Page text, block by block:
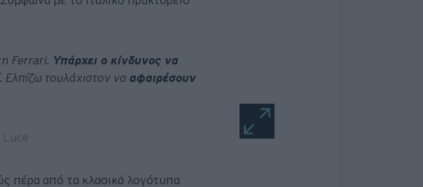
Ferrari. Υπάρχει ο κίνδυνος να
Ελπίζω τουλάχιστον να αφαιρέσουν
πέρα από τα κλασικά λογότυπα